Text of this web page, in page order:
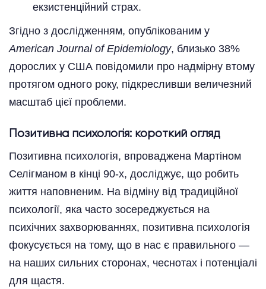
екзистенційний страх.
Згідно з дослідженням, опублікованим у
American Journal of Epidemiology, близько 38%
дорослих у США повідомили про надмірну втому
протягом одного року, підкресливши величезний
масштаб цієї проблеми.
Позитивна психологія: короткий огляд
Позитивна психологія, впроваджена Мартіном
Селігманом в кінці 90-х, досліджує, що робить
життя наповненим. На відміну від традиційної
психології, яка часто зосереджується на
психічних захворюваннях, позитивна психологія
фокусується на тому, що в нас є правильного —
на наших сильних сторонах, чеснотах і потенціалі
для щастя.